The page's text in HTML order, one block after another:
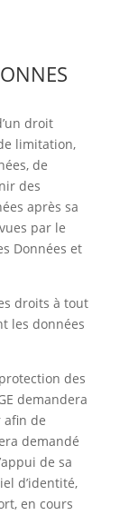
droit
limitation,
de
des
après sa
par le
Données et
droits à tout
les données
des
demandera
afin de
demandé
de sa
d’identité,
en cours